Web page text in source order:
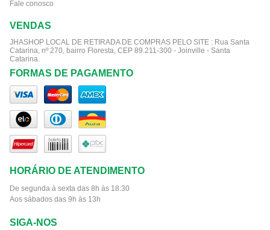
Fale conosco
VENDAS
JHASHOP LOCAL DE RETIRADA DE COMPRAS PELO SITE : Rua Santa
Catarina, nº 270, bairro Floresta, CEP 89.211-300 - Joinville - Santa
Catarina.
FORMAS DE PAGAMENTO
HORÁRIO DE ATENDIMENTO
De segunda à sexta das 8h às 18:30
Aos sábados das 9h às 13h
SIGA-NOS